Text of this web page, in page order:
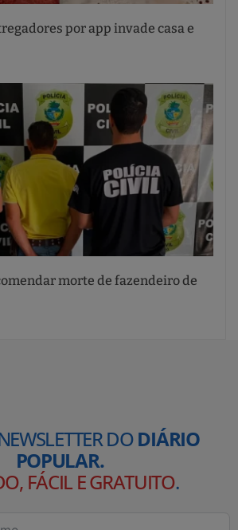
por app invade casa e
morte de fazendeiro de
DODIÁRIO
POPULAR.
FÁCIL E GRATUITO.